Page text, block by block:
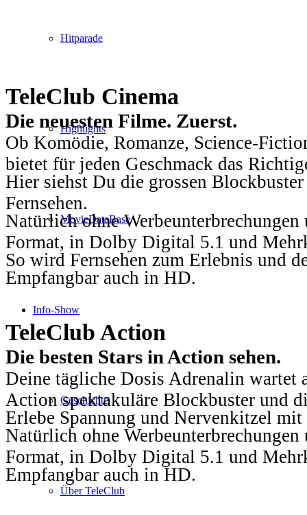
Hitparade
Highlights
MovieDataBase
Info-Show
Geschichte
Über TeleClub
TeleClub Cinema
Die neuesten Filme. Zuerst.
Ob Komödie, Romanze, Science-
bietet für jeden Geschmack das
Hier siehst Du die grossen
Fernsehen.
Natürlich ohne
Format, in Dolby Digital 5.1 und
So wird Fernsehen zum Erlebnis und
Empfangbar auch in HD.
TeleClub Action
Die besten Stars in Action sehen.
Deine tägliche Dosis Adrenalin wartet
Action spektakuläre Blockbuster und
Erlebe Spannung und Nervenkitzel
Natürlich ohne
Format, in Dolby Digital 5.1 und
Empfangbar auch in HD.